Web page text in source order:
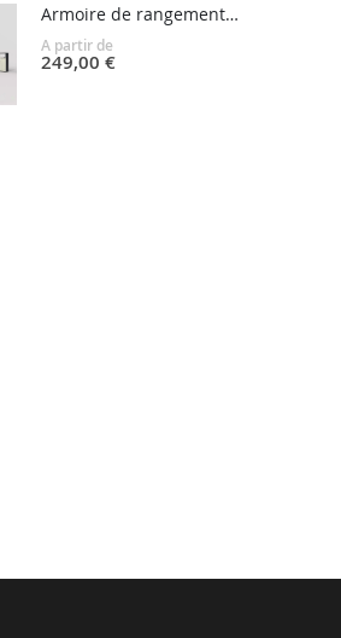
Armoire de rangement portes battantes MOBIMETAL
A partir de
249,00 €